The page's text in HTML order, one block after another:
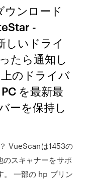
ンロード
-
しいドライ
たら通知し
のドライバ
を最新最
ーを保持し
VueScanは1453の
スキャナーをサポ
。 一部の hp プリン